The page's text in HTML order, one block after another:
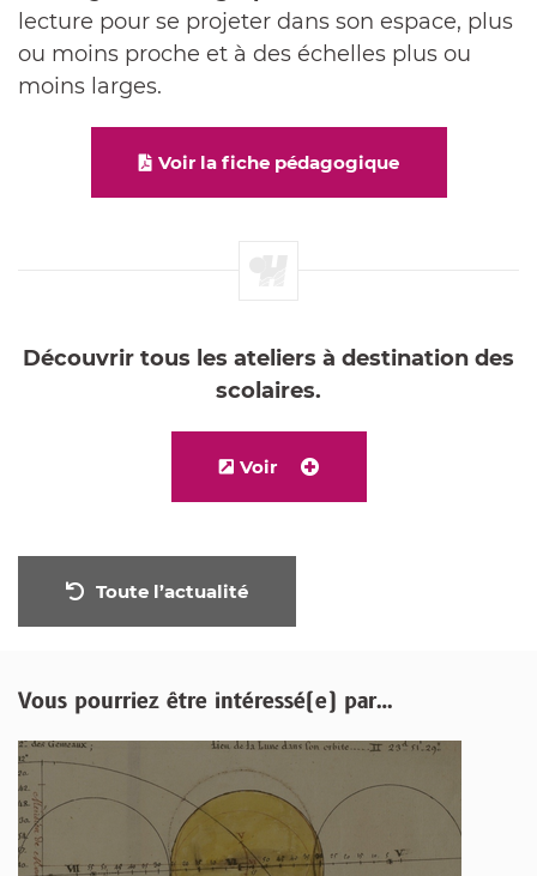
lecture pour se projeter dans son espace, plus
ou moins proche et à des échelles plus ou
moins larges.
Voir la fiche pédagogique
Découvrir tous les ateliers à destination des
scolaires.
Voir
Toute l’actualité
Vous pourriez être intéressé(e) par…